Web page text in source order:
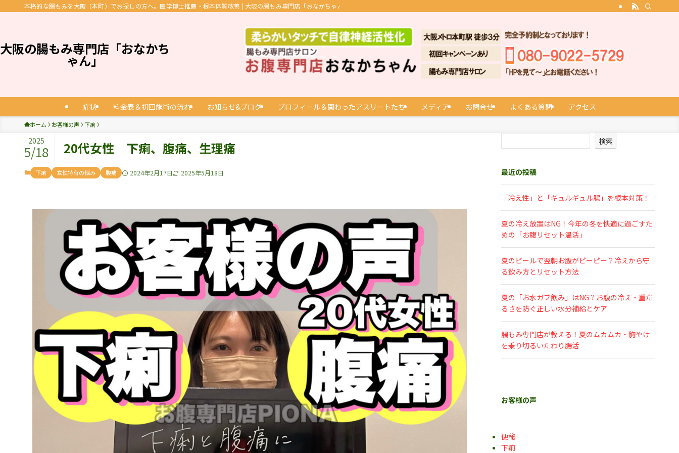
本格的な腸もみを大阪（本町）でお探しの方へ。医学博士推薦・根本体質改善 | 大阪の腸もみ専門店「おなかちゃん」
大阪の腸もみ専門店「おなかち
ゃん」
症状 料金表＆初回施術の流れ お知らせ&ブログ プロフィール＆関わったアスリートたち メディア お問合せ よくある質問 アクセス
ホーム お客様の声 下痢
20代女性 下痢、腹痛、生理痛
2025
5/18
下痢 女性特有の悩み 腹痛 2024年2月17日 2025年5月18日
検索
最近の投稿
「冷え性」と「ギュルギュル腸」を根本対策！
夏の冷え放置はNG！今年の冬を快適に過ごすた
めの「お腹リセット温活」
夏のビールで翌朝お腹がピーピー？冷えから守
る飲み方とリセット方法
夏の「お水ガブ飲み」はNG？お腹の冷え・重だ
るさを防ぐ正しい水分補給とケア
腸もみ専門店が教える！夏のムカムカ・胸やけ
を乗り切るいたわり腸活
お客様の声
便秘
下痢